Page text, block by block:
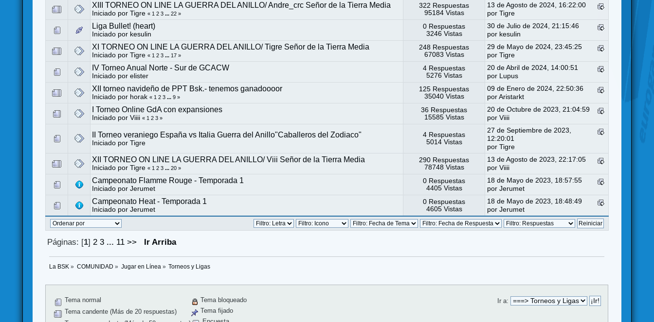
XIII TORNEO ON LINE LA GUERRA DEL ANILLO/ Andre_crc Señor de la Tierra Media
Iniciado porTigre « 1 2 3 ...22 »
322 Respuestas
95184 Vistas
13 de Agosto de 2024, 16:22:00
porTigre
Liga Bullet! (heart)
Iniciado por kesulin
0 Respuestas
3246 Vistas
30 de Julio de 2024, 21:15:46
por kesulin
XI TORNEO ON LINE LA GUERRA DEL ANILLO/ Tigre Señor de la Tierra Media
Iniciado porTigre « 1 2 3 ... 17 »
248 Respuestas
67083 Vistas
29 de Mayo de 2024, 23:45:25
porTigre
IV Torneo Anual Norte - Sur de GCACW
Iniciado porelister
4 Respuestas
5276 Vistas
20 de Abril de 2024, 14:00:51
por Lupus
XII torneo navideño de PPT Bsk.- tenemos ganadoooor
Iniciado por horak « 1 2 3 ...9 »
125 Respuestas
35040 Vistas
09 de Enero de 2024, 22:50:36
porAristarkt
I Torneo Online GdA con expansiones
Iniciado porViiii « 1 2 3 »
36 Respuestas
15585 Vistas
20 de Octubre de 2023, 21:04:59
porViiii
II Torneo veraniego España vs Italia Guerra del Anillo"Caballeros del Zodiaco"
Iniciado porTigre
4 Respuestas
5014 Vistas
27 de Septiembre de 2023,
12:20:01
porTigre
XII TORNEO ON LINE LA GUERRA DEL ANILLO/ Viii Señor de la Tierra Media
Iniciado porTigre « 1 2 3 ...20 »
290 Respuestas
78748 Vistas
13 de Agosto de 2023, 22:17:05
porViiii
Campeonato Flamme Rouge - Temporada 1
Iniciado porJerumet
0 Respuestas
4405 Vistas
18 de Mayo de 2023, 18:57:55
porJerumet
Campeonato Heat - Temporada 1
Iniciado porJerumet
0 Respuestas
4605 Vistas
18 de Mayo de 2023, 18:48:49
porJerumet
Páginas: [1] 2 3 ... 11 >> Ir Arriba
La BSK » COMUNIDAD » Jugar en Línea » Torneos y Ligas
Ir a:
Tema normal
Tema candente (Más de 20 respuestas)
Tema bloqueado
Tema fijado